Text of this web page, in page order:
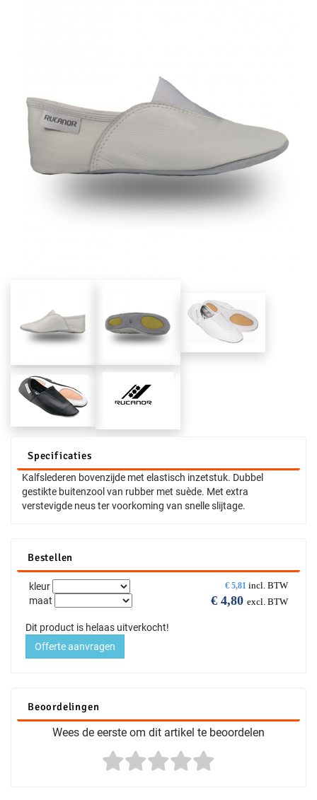
Specificaties
Kalfslederen bovenzijde met elastisch inzetstuk. Dubbel
gestikte buitenzool van rubber met suède. Met extra
verstevigde neus ter voorkoming van snelle slijtage.
Bestellen
€ 5,81 incl. BTW
€ 4,80 excl. BTW
kleur
maat
Dit product is helaas uitverkocht!
Offerte aanvragen
Beoordelingen
Wees de eerste om dit artikel te beoordelen